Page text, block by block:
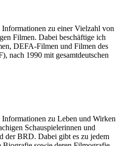
zu einer Vielzahl von
Filmen. Dabei beschäftige ich
DEFA-Filmen und Filmen des
nach 1990 mit gesamtdeutschen
zu Leben und Wirken
Schauspielerinnen und
der BRD. Dabei gibt es zu jedem